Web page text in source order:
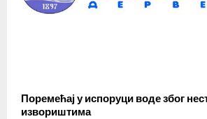
Поремећај у испоруци воде због
извориштима